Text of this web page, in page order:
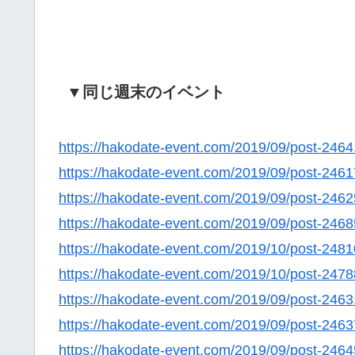
▼同じ週末のイベント
https://hakodate-event.com/2019/09/post-
https://hakodate-event.com/2019/09/post-
https://hakodate-event.com/2019/09/post-
https://hakodate-event.com/2019/09/post-
https://hakodate-event.com/2019/10/post-
https://hakodate-event.com/2019/10/post-
https://hakodate-event.com/2019/09/post-
https://hakodate-event.com/2019/09/post-
https://hakodate-event.com/2019/09/post-